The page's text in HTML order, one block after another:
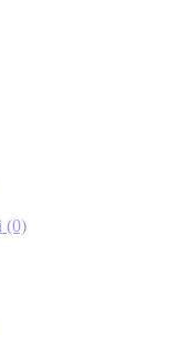
(0)